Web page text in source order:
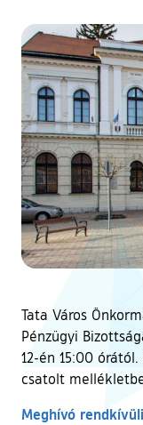
Tata Város
Pénzügyi
12-én 15:00
csatolt
Meghívó